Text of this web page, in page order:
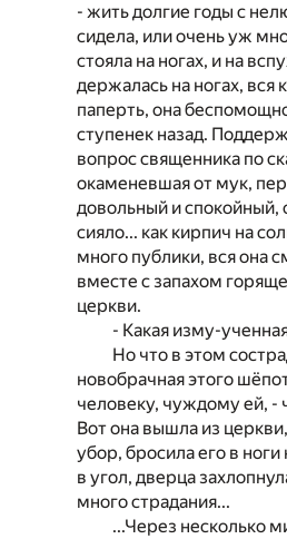
- жить долгие годы с
сидела, или очень уж
стояла на ногах, и на
держалась на ногах, вся
паперть, она
ступенек назад.
вопрос священника по
окаменевшая от мук,
довольный и спокойный,
сияло... как кирпич на
много публики, вся она
вместе с запахом
церкви.
- Какая изму-
Но что в этом
новобрачная этого
человеку, чуждому ей, -
Вот она вышла из
убор, бросила его в
в угол, дверца
много страдания...
...Через несколько